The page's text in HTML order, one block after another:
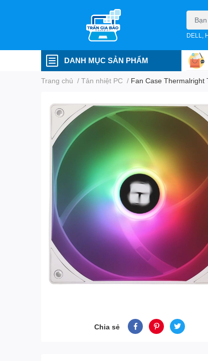
DELL,
DANH MỤC SẢN PHẨM
Trang chủ / Tản nhiệt PC / Fan Case Thermalright
Chia sẻ